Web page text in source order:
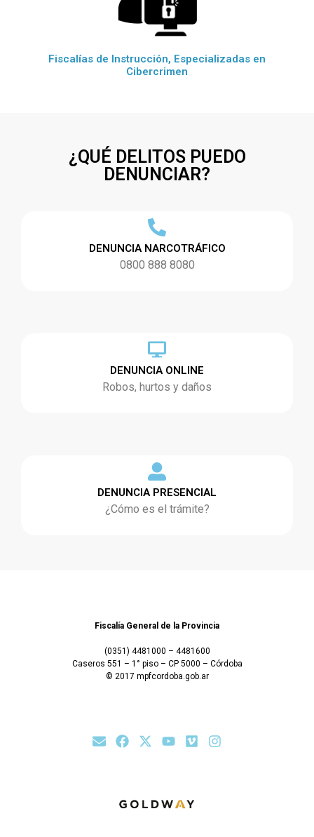
Fiscalías de Instrucción, Especializadas en
Cibercrimen
¿QUÉ DELITOS PUEDO
DENUNCIAR?
DENUNCIA NARCOTRÁFICO
0800 888 8080
DENUNCIA ONLINE
Robos, hurtos y daños
DENUNCIA PRESENCIAL
¿Cómo es el trámite?
Fiscalía General de la Provincia
(0351) 4481000 – 4481600
Caseros 551 – 1° piso – CP 5000 – Córdoba
© 2017 mpfcordoba.gob.ar